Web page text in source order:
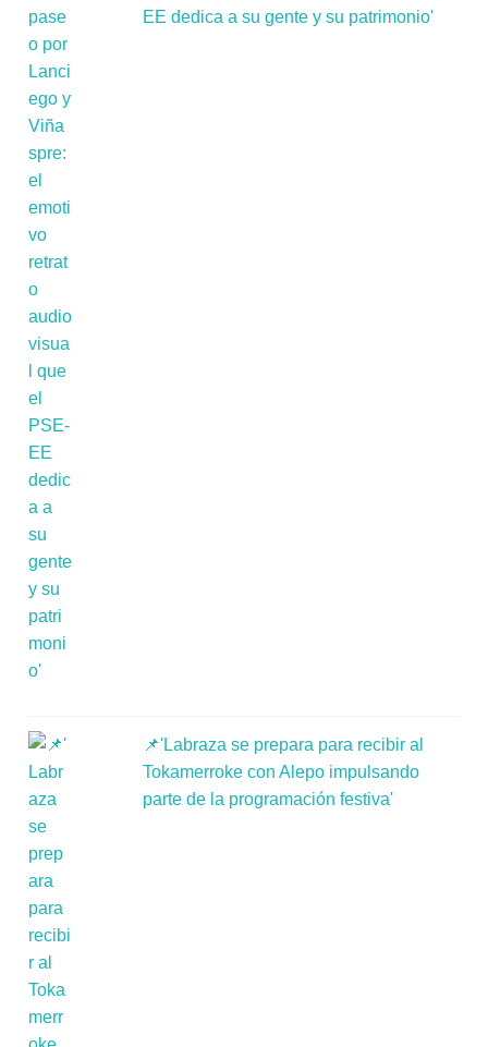
EE dedica a su gente y su patrimonio'
📌'Labraza se prepara para recibir al
Tokamerroke con Alepo impulsando
parte de la programación festiva'